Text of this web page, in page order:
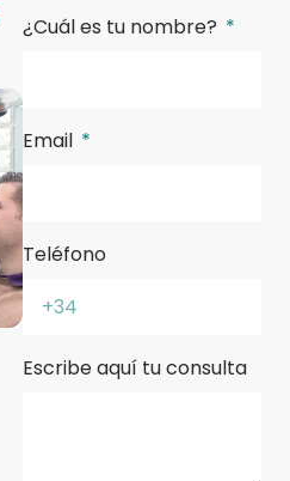
¿Cuál es tu nombre?
Email
Teléfono
Escribe aquí tu consulta